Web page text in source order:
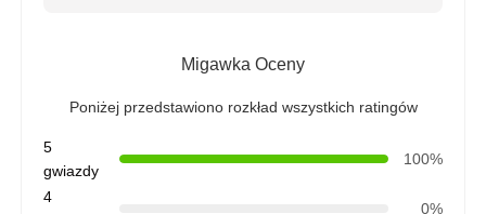
Przemysłowa membrana RO
Zbiornik ciśnieniowy FRP
Migawka Oceny
Poniżej przedstawiono rozkład wszystkich ratingów
5
gwiazdy
100%
4
0%